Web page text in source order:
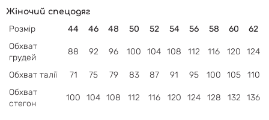
Жіночий спецодяг
Розмір 44 46 48 50 52 54 56 58 60
62
Обхват
грудей
88 92 96 100 104 108 112 116 120 124
Обхват талії 71 75 79 83 87 91 95 100 105
110
Обхват
стегон
100 104 108 112 116 120 124 128 132 136